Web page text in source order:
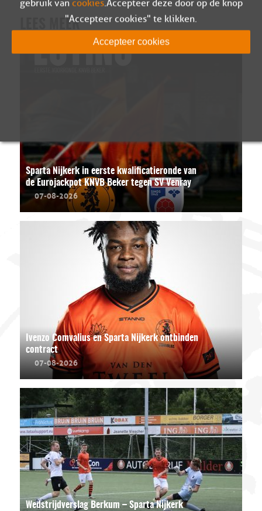
LEES MEER
Sparta Nijkerk in eerste kwalificatieronde van
de Eurojackpot KNVB Beker tegen SV Venray
07-08-2026
Ivenzo Comvalius en Sparta Nijkerk ontbinden
contract
07-08-2026
Wedstrijdverslag Berkum – Sparta Nijkerk
gebruik van cookies. Accepteer deze door op de knop
"Accepteer cookies" te klikken.
Accepteer cookies